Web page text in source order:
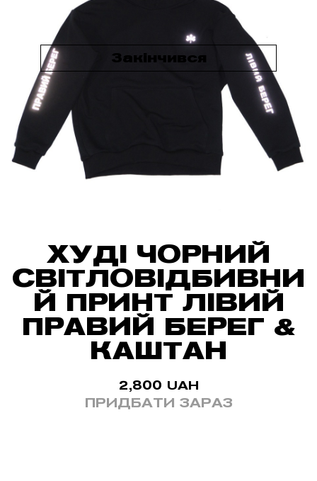
Закінчився
ХУДІ ЧОРНИЙ
СВІТЛОВІДБИВНИ
Й ПРИНТ ЛІВИЙ
ПРАВИЙ БЕРЕГ &
КАШТАН
2,800 UAH
ПРИДБАТИ ЗАРАЗ